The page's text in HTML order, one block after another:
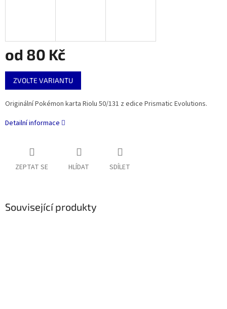
od 80 Kč
Měrná
cena:
ZVOLTE VARIANTU
Originální Pokémon karta Riolu 50/131 z edice Prismatic Evolutions.
Detailní informace
ZEPTAT SE HLÍDAT SDÍLET
Související produkty